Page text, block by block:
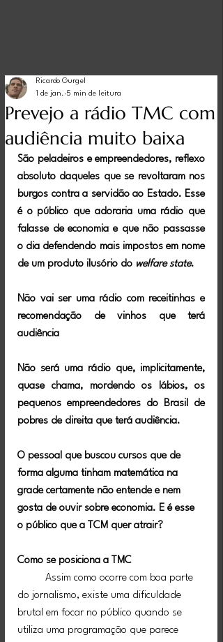
Prevejo a rádio TMC com
audiência muito baixa
Ricardo Gurgel
1 de jan. 5 min de leitura
São peladeiros e empreendedores, reflexo
absoluto daqueles que se revoltaram nos
burgos contra a servidão ao Estado. Esse
é o público que adoraria uma rádio que
falasse de economia e que não passasse
o dia defendendo mais impostos em nome
de um produto ilusório do welfare state.
Não vai ser uma rádio com receitinhas e
recomendação de vinhos que terá
audiência
Não será uma rádio que, implicitamente,
quase chama, mordendo os lábios, os
pequenos empreendedores do Brasil de
pobres de direita que terá audiência.
O pessoal que buscou cursos que de
forma alguma tinham matemática na
grade certamente não entende e nem
gosta de ouvir sobre economia. E é esse
o público que a TCM quer atrair?
Como se posiciona a TMC
do jornalismo, existe uma dificuldade
brutal em focar no público quando se
utiliza uma programação que parece